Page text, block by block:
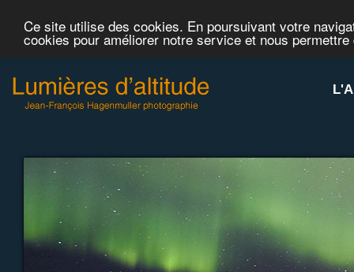
Ce site utilise des cookies. En poursuivant votre
cookies pour améliorer notre service et nous